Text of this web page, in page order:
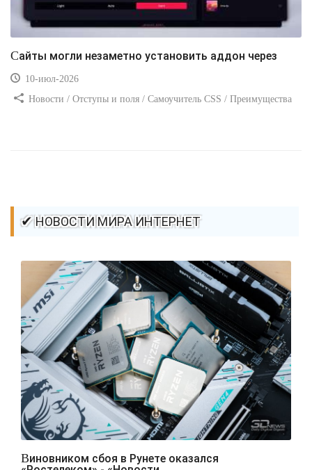
Сайты могли незаметно установить аддон через
10-июл-2026
Новости / Отступы и поля / Самоучитель CSS / Преимущества
✔ НОВОСТИ МИРА ИНТЕРНЕТ
Виновником сбоя в Рунете оказался